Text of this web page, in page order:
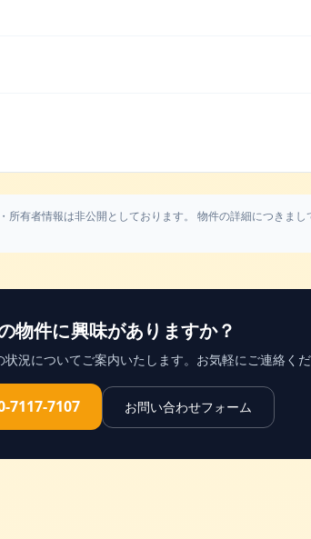
所有者情報は非公開としております。 物件の詳細につきま
物件に興味がありますか？
況についてご案内いたします。お気軽にご連絡く
7117-7107 お問い合わせフォーム